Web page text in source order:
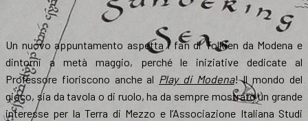
Un nuovo appuntamento aspetta i fan di Tolkien da Modena e
dintorni a metà maggio, perché le iniziative dedicate al
Professore fioriscono anche al Play di Modena! Il mondo del
gioco, sia da tavola o di ruolo, ha da sempre mostrato un grande
interesse per la Terra di Mezzo e l’Associazione Italiana Studi